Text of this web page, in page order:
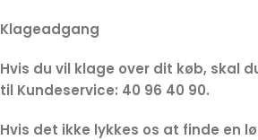
Klageadgang
Hvis du vil klage over dit køb, skal
til Kundeservice: 40 96 40 90.
Hvis det ikke lykkes os at finde en